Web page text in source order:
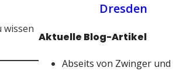
wissen
Dresden
Aktuelle Blog-Artikel
Abseits von Zwinger und